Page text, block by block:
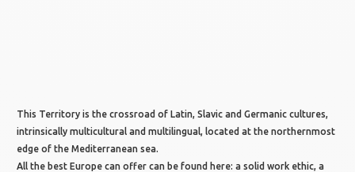
This Territory is the crossroad of Latin, Slavic and Germanic cultures,
intrinsically multicultural and multilingual, located at the northernmost
edge of the Mediterranean sea.
All the best Europe can offer can be found here: a solid work ethic, a